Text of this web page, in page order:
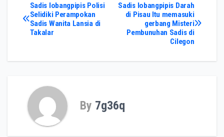
Post
navigation
Sadis lobangpipis Darah
di Pisau Itu memasuki
gerbang Misteri
Pembunuhan Sadis di
Cilegon
Sadis lobangpipis Polisi
Selidiki Perampokan
Sadis Wanita Lansia di
Takalar
By 7g36q